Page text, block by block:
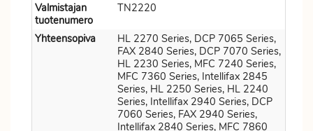
Valmistajan
tuotenumero
TN2220
Yhteensopiva
HL 2270 Series, DCP 7065 Series,
FAX 2840 Series, DCP 7070 Series,
HL 2230 Series, MFC 7240 Series,
MFC 7360 Series, Intellifax 2845
Series, HL 2250 Series, HL 2240
Series, Intellifax 2940 Series, DCP
7060 Series, FAX 2940 Series,
Intellifax 2840 Series, MFC 7860